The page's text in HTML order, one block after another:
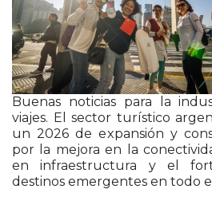
Buenas noticias para la
viajes. El sector turístico
un 2026 de expansión y
por la mejora en la
en infraestructura y el
destinos emergentes en todo